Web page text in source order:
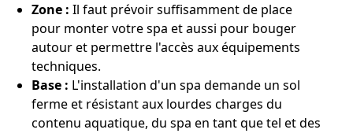
Zone : Il faut prévoir suffisamment de place
pour monter votre spa et aussi pour bouger
autour et permettre l'accès aux équipements
techniques.
Base : L'installation d'un spa demande un sol
ferme et résistant aux lourdes charges du
contenu aquatique, du spa en tant que tel et des